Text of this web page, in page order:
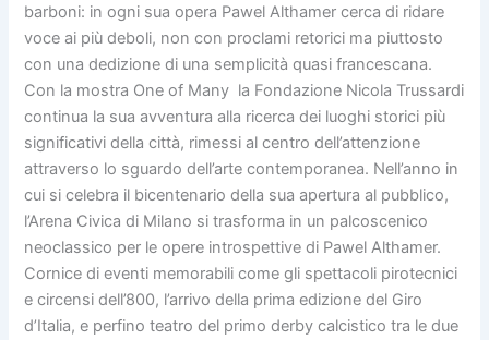
barboni: in ogni sua opera Pawel Althamer cerca di ridare
voce ai più deboli, non con proclami retorici ma piuttosto
con una dedizione di una semplicità quasi francescana.
Con la mostra One of Many la Fondazione Nicola Trussardi
continua la sua avventura alla ricerca dei luoghi storici più
significativi della città, rimessi al centro dell’attenzione
attraverso lo sguardo dell’arte contemporanea. Nell’anno in
cui si celebra il bicentenario della sua apertura al pubblico,
l’Arena Civica di Milano si trasforma in un palcoscenico
neoclassico per le opere introspettive di Pawel Althamer.
Cornice di eventi memorabili come gli spettacoli pirotecnici
e circensi dell’800, l’arrivo della prima edizione del Giro
d’Italia, e perfino teatro del primo derby calcistico tra le due